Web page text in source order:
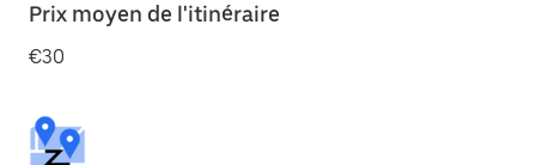
Prix moyen de l'itinéraire
€30